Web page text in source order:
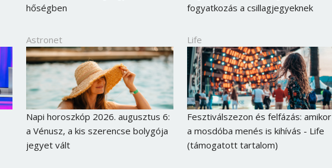
hőségben
fogyatkozás a csillagjegyeknek
Astronet
Napi horoszkóp 2026. augusztus 6:
a Vénusz, a kis szerencse bolygója
jegyet vált
Life
Fesztiválszezon és felfázás: amikor
a mosdóba menés is kihívás - Life
(támogatott tartalom)